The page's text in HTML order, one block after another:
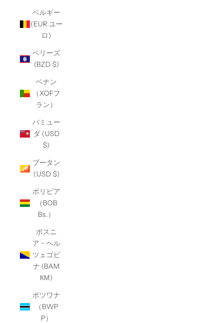
ベルギー
(EUR ユー
ロ)
ベリーズ
(BZD $)
ベナン
（XOFフ
ラン）
バミュー
ダ (USD
$)
ブータン
(USD $)
ボリビア
（BOB
Bs.）
ボスニ
ア・ヘル
ツェゴビ
ナ (BAM
КМ)
ボツワナ
（BWP
P）